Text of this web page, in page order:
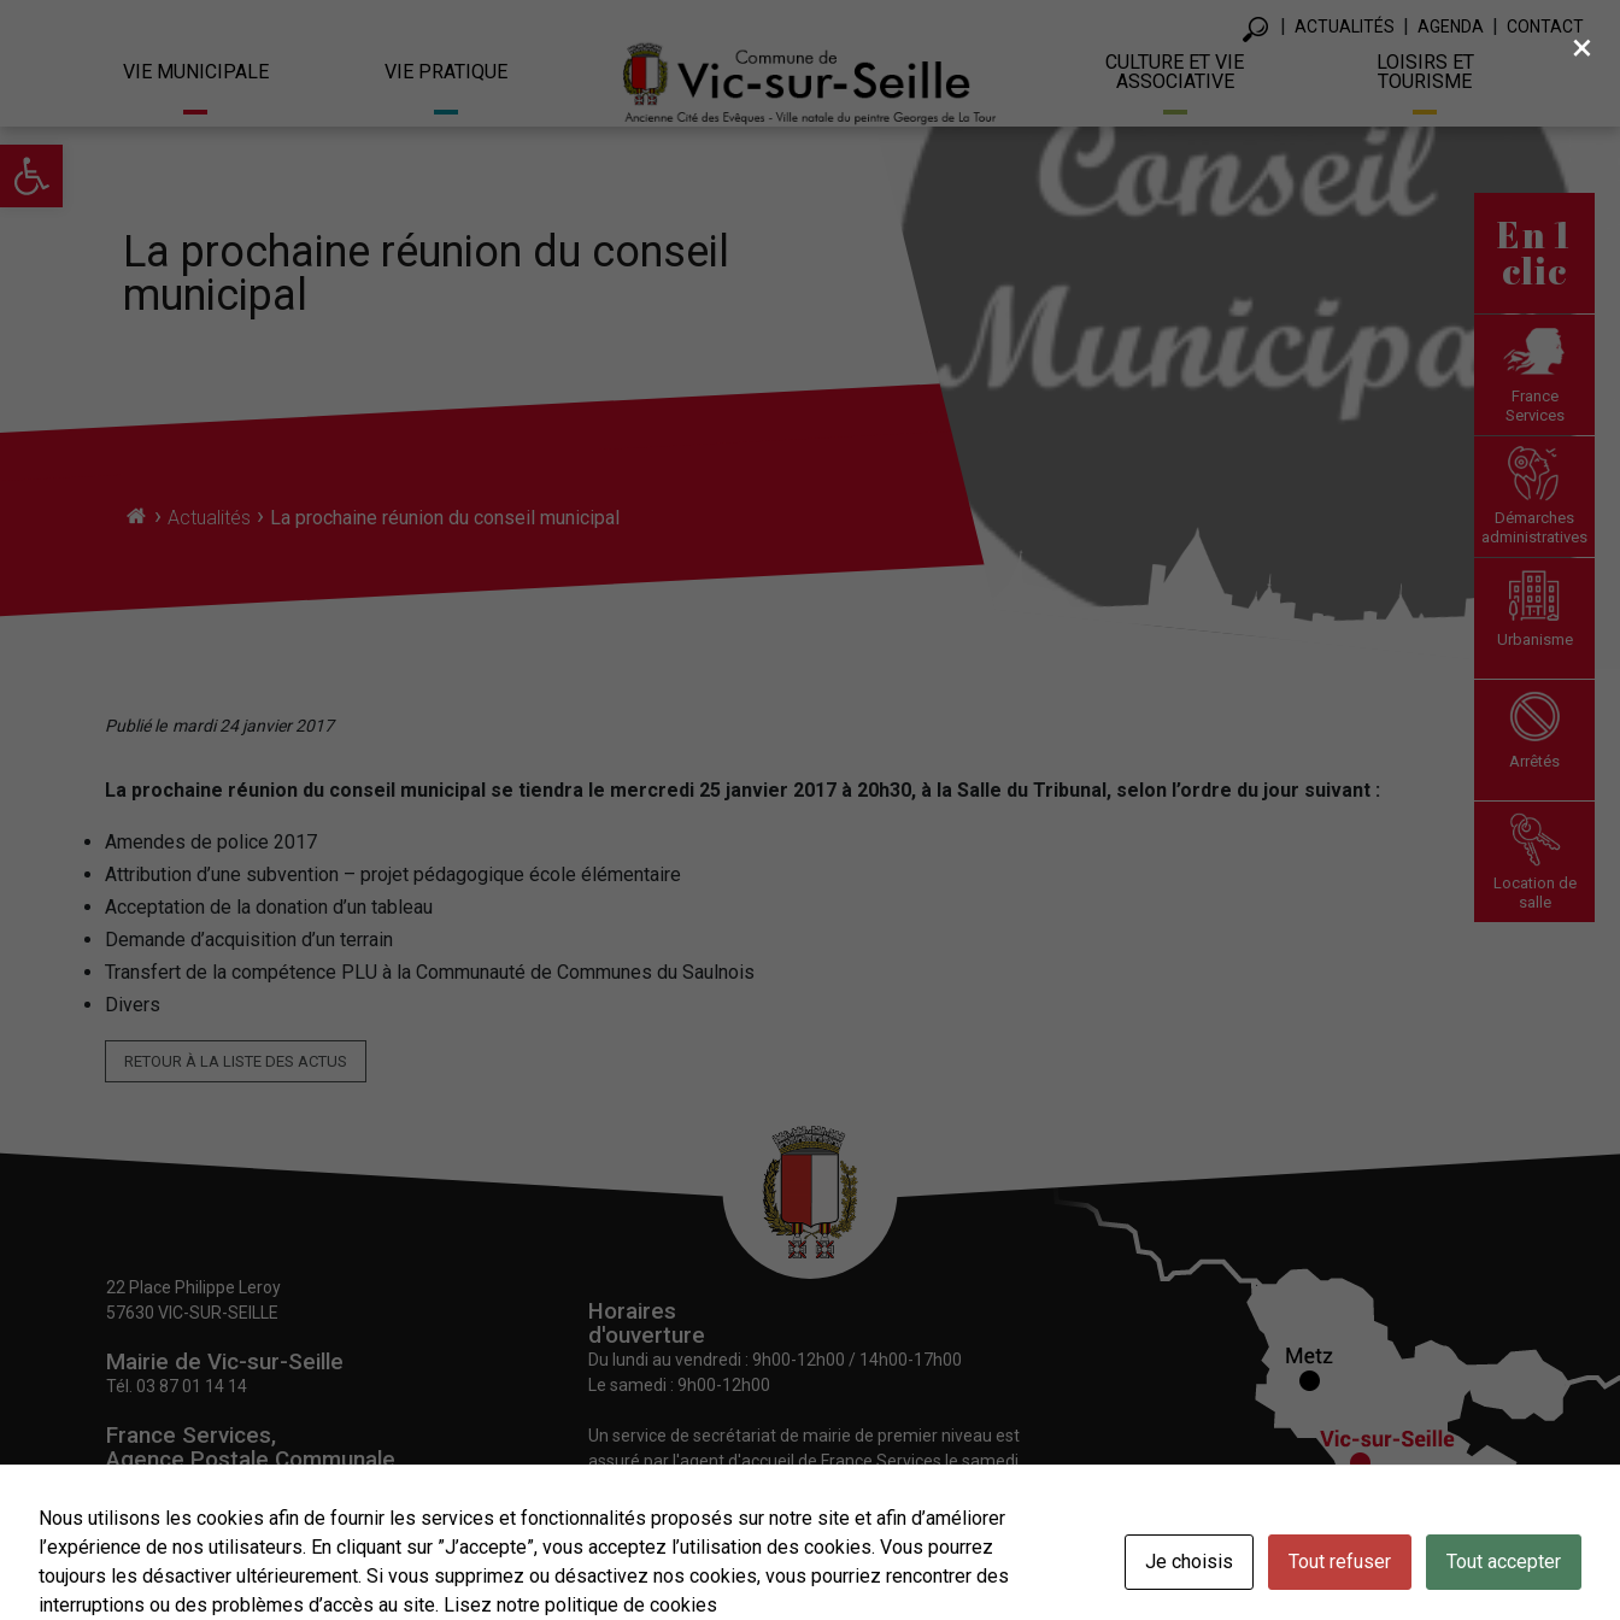
Ouvrir la barre d’outils
ACTUALITÉS AGENDA CONTACT
VIE MUNICIPALE VIE PRATIQUE
CULTURE ET VIE
ASSOCIATIVE
LOISIRS ET
TOURISME
En 1
clic
France
Services
Démarches
administratives
Urbanisme
Arrêtés
Location de
salle
La prochaine réunion du conseil
municipal
› Actualités › La prochaine réunion du conseil municipal
Publié le mardi 24 janvier 2017
La prochaine réunion du conseil municipal se tiendra le mercredi 25 janvier 2017 à 20h30, à la Salle du Tribunal, selon l’ordre du jour suivant :
Amendes de police 2017
Attribution d’une subvention – projet pédagogique école élémentaire
Acceptation de la donation d’un tableau
Demande d’acquisition d’un terrain
Transfert de la compétence PLU à la Communauté de Communes du Saulnois
Divers
RETOUR À LA LISTE DES ACTUS
22 Place Philippe Leroy
57630 VIC-SUR-SEILLE
Mairie de Vic-sur-Seille
Tél. 03 87 01 14 14
France Services,
Agence Postale Communale
NOUS CONTACTER
Horaires
d'ouverture
Du lundi au vendredi : 9h00-12h00 / 14h00-17h00
Le samedi : 9h00-12h00
Un service de secrétariat de mairie de premier niveau est
assuré par l'agent d'accueil de France Services le samedi
Contact Plan du site
×
Nous utilisons les cookies afin de fournir les services et fonctionnalités proposés sur notre site et afin d’améliorer
l’expérience de nos utilisateurs. En cliquant sur ”J’accepte”, vous acceptez l’utilisation des cookies. Vous pourrez
toujours les désactiver ultérieurement. Si vous supprimez ou désactivez nos cookies, vous pourriez rencontrer des
interruptions ou des problèmes d’accès au site. Lisez notre politique de cookies
Je choisis Tout refuser
Tout accepter